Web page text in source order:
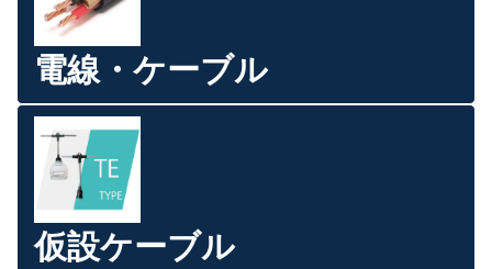
電線・ケーブル
仮設ケーブル